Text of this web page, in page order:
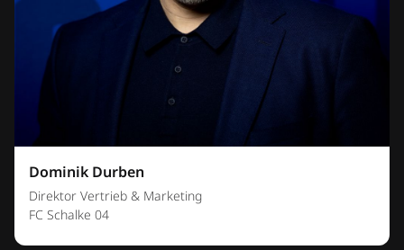
Dominik Durben
Direktor Vertrieb & Marketing
FC Schalke 04